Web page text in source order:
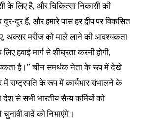
के लिए है, और चिकित्सा निकासी की
दूर हैं, और हमारे पास हर द्वीप पर विकसित
अक्सर मरीज को माले लाने की आवश्यकता
हवाई मार्ग से शीघ्रता करनी होगी,
है।” चीन समर्थक नेता के रूप में देखे
राष्ट्रपति के रूप में कार्यभार संभालने के
से सभी भारतीय सैन्य कर्मियों को
वादे को निभाएंगे।